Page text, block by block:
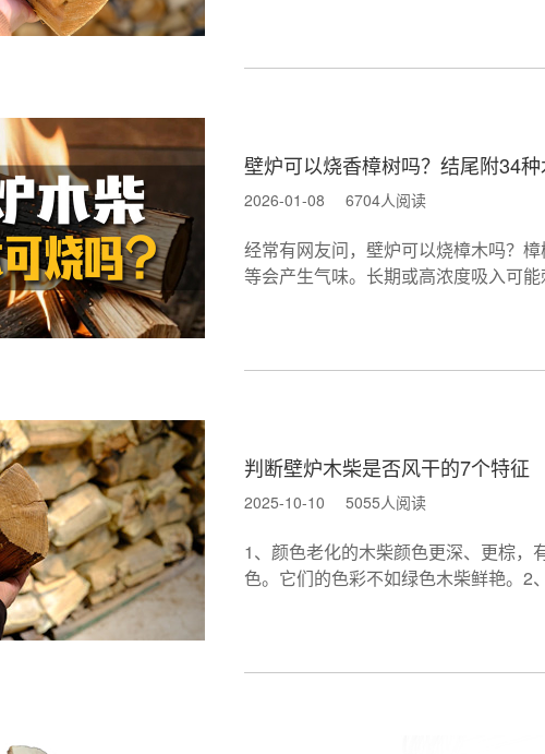
壁炉可以烧香樟树吗？结尾附34
2026-01-08 6704人阅读
经常有网友问，壁炉可以烧樟木吗？
等会产生气味。长期或高浓度吸入可
判断壁炉木柴是否风干的7个特征
2025-10-10 5055人阅读
1、颜色老化的木柴颜色更深、更棕，
色。它们的色彩不如绿色木柴鲜艳。